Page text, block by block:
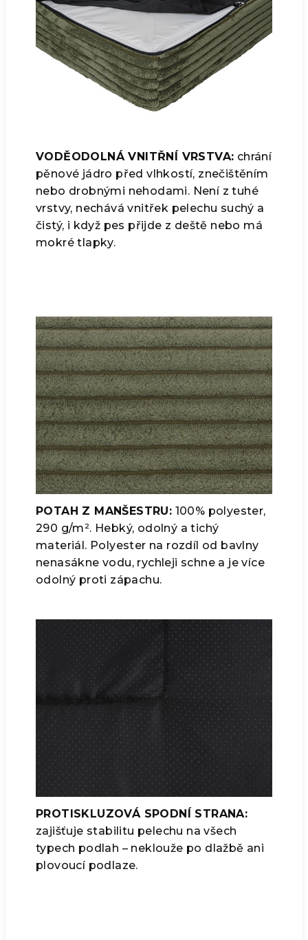
VODĚODOLNÁ VNITŘNÍ VRSTVA: chrání
pěnové jádro před vlhkostí, znečištěním
nebo drobnými nehodami. Není z tuhé
vrstvy, nechává vnitřek pelechu suchý a
čistý, i když pes přijde z deště nebo má
mokré tlapky.
POTAH Z MANŠESTRU: 100% polyester,
290 g/m². Hebký, odolný a tichý
materiál. Polyester na rozdíl od bavlny
nenasákne vodu, rychleji schne a je více
odolný proti zápachu.
PROTISKLUZOVÁ SPODNÍ STRANA:
zajišťuje stabilitu pelechu na všech
typech podlah – neklouže po dlažbě ani
plovoucí podlaze.